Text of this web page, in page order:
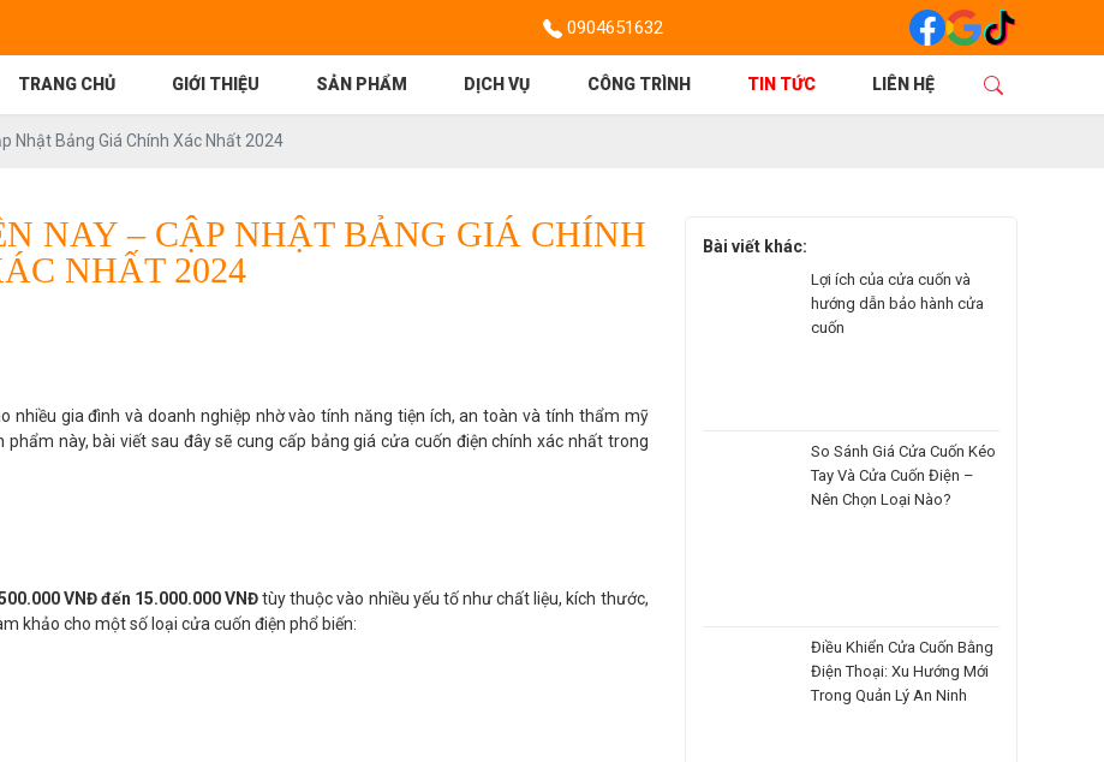
0904651632
TRANG CHỦ GIỚI THIỆU SẢN PHẨM DỊCH VỤ CÔNG TRÌNH TIN TỨC LIÊN HỆ
Nhật Bảng Giá Chính Xác Nhất 2024
NAY – CẬP NHẬT BẢNG GIÁ CHÍNH
NHẤT 2024
nhiều gia đình và doanh nghiệp nhờ vào tính năng tiện ích, an toàn và tính thẩm mỹ
này, bài viết sau đây sẽ cung cấp bảng giá cửa cuốn điện chính xác nhất trong
VNĐ đến 15.000.000 VNĐtùy thuộc vào nhiều yếu tố như chất liệu, kích thước,
khảo cho một số loại cửa cuốn điện phổ biến:
Bài viết khác:
Lợi ích của cửa cuốn và
hướng dẫn bảo hành cửa
cuốn
So Sánh Giá Cửa Cuốn Kéo
Tay Và Cửa Cuốn Điện –
Nên Chọn Loại Nào?
Điều Khiển Cửa Cuốn Bằng
Điện Thoại: Xu Hướng Mới
Trong Quản Lý An Ninh